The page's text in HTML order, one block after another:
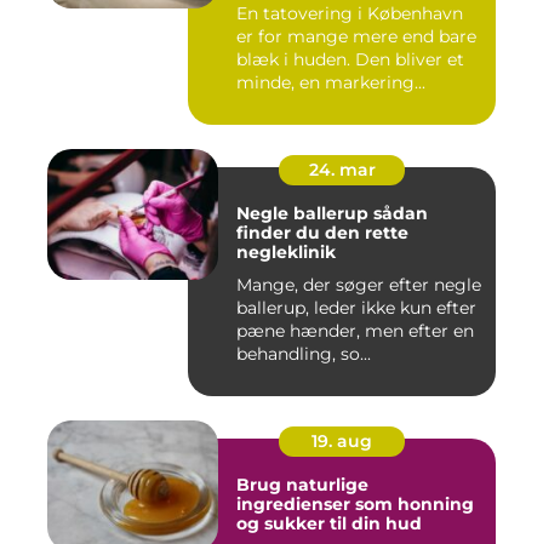
En tatovering i København
er for mange mere end bare
blæk i huden. Den bliver et
minde, en markering...
24. mar
Negle ballerup sådan
finder du den rette
negleklinik
Mange, der søger efter negle
ballerup, leder ikke kun efter
pæne hænder, men efter en
behandling, so...
19. aug
Brug naturlige
ingredienser som honning
og sukker til din hud